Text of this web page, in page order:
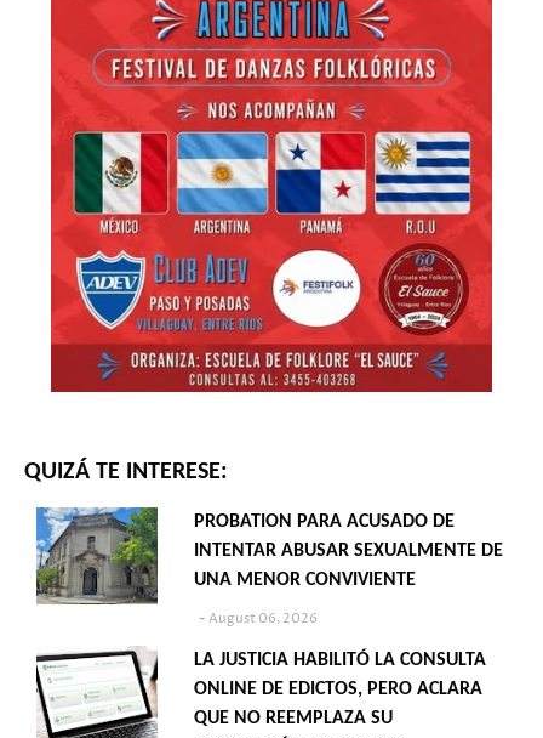
QUIZÁ TE INTERESE:
PROBATION PARA ACUSADO DE
INTENTAR ABUSAR SEXUALMENTE DE
UNA MENOR CONVIVIENTE
August 06, 2026
LA JUSTICIA HABILITÓ LA CONSULTA
ONLINE DE EDICTOS, PERO ACLARA
QUE NO REEMPLAZA SU